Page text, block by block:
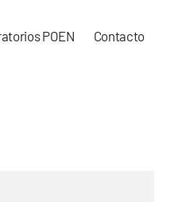
POEN Contacto